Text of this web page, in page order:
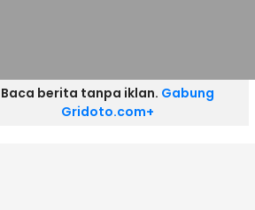
Baca berita tanpa iklan. Gabung
Gridoto.com+